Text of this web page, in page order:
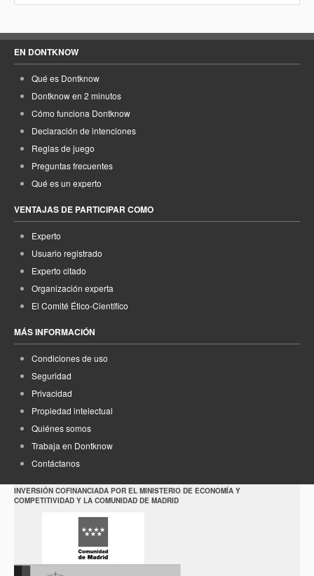
EN DONTKNOW
Qué es Dontknow
Dontknow en 2 minutos
Cómo funciona Dontknow
Declaración de intenciones
Reglas de juego
Preguntas frecuentes
Qué es un experto
VENTAJAS DE PARTICIPAR COMO
Experto
Usuario registrado
Experto citado
Organización experta
El Comité Ético-Científico
MÁS INFORMACIÓN
Condiciones de uso
Seguridad
Privacidad
Propiedad intelectual
Quiénes somos
Trabaja en Dontknow
Contáctanos
INVERSIÓN COFINANCIADA POR EL MINISTERIO DE ECONOMÍA Y
COMPETITIVIDAD Y LA COMUNIDAD DE MADRID